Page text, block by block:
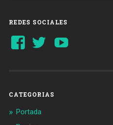
REDES SOCIALES
Ver
perfil
Ver
perfil
CATEGORIAS
Portada